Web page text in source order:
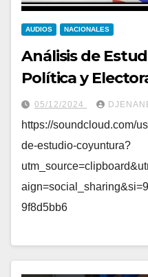
AUDIOS NACIONALES
Análisis de
Política y
05/12/2024
https://soundcloud.com/
de-estudio-coyuntura?
9f8d5bb6